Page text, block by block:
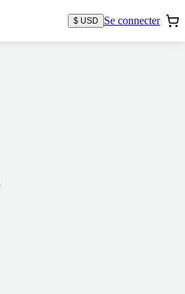
$ USD Se connecter